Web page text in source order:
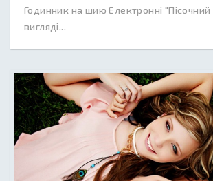
Годинник на шию Електронні
вигляді...